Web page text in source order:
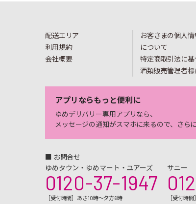
配送エリア
利用規約
会社概要
お客さまの個人
について
特定商取引法に
酒類販売管理者標
アプリならもっと便利に
ゆめデリバリー専用アプリなら、
メッセージの通知がスマホに来るので、さらに
■ お問合せ
ゆめタウン・ゆめマート・ユアーズ
0120-37-1947
［受付時間］あさ10時～夕方6時
サニー
［受付時